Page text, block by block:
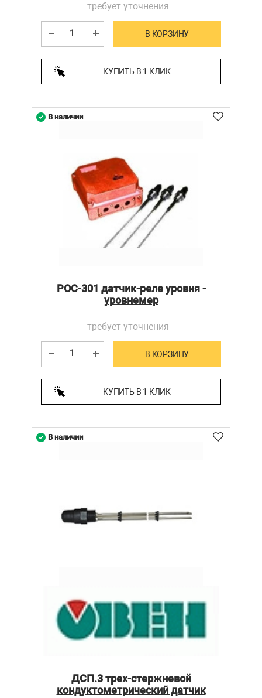
требует уточнения
В КОРЗИНУ
КУПИТЬ В 1 КЛИК
РОС-301 датчик-реле уровня -
уровнемер
требует уточнения
В КОРЗИНУ
КУПИТЬ В 1 КЛИК
В наличии
ДСП.3 трех-стержневой
кондуктометрический датчик
В наличии